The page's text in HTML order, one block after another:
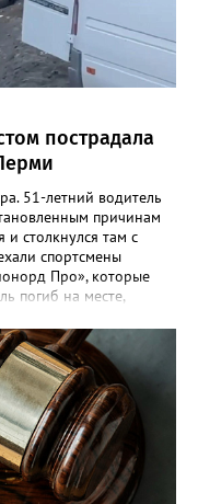
пострадала
51-летний водитель
причинам
и столкнулся там с
спортсмены
Про», которые
погиб на месте,
потребовалась
златоустовской
в поликлинику
специалистами,
оценивается
выехать в
Текслер.